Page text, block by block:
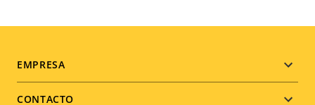
Footer
EMPRESA
CONTACTO